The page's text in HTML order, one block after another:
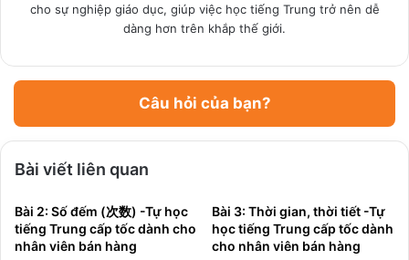
cho sự nghiệp giáo dục, giúp việc học tiếng Trung trở nên dễ
dàng hơn trên khắp thế giới.
Câu hỏi của bạn?
Bài viết liên quan
Bài 2: Số đếm (次数) -Tự học
tiếng Trung cấp tốc dành cho
nhân viên bán hàng
Bài 3: Thời gian, thời tiết -Tự
học tiếng Trung cấp tốc dành
cho nhân viên bán hàng